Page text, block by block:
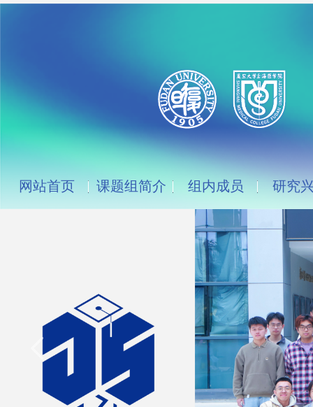
网站首页 课题组简介 组内成员 研究